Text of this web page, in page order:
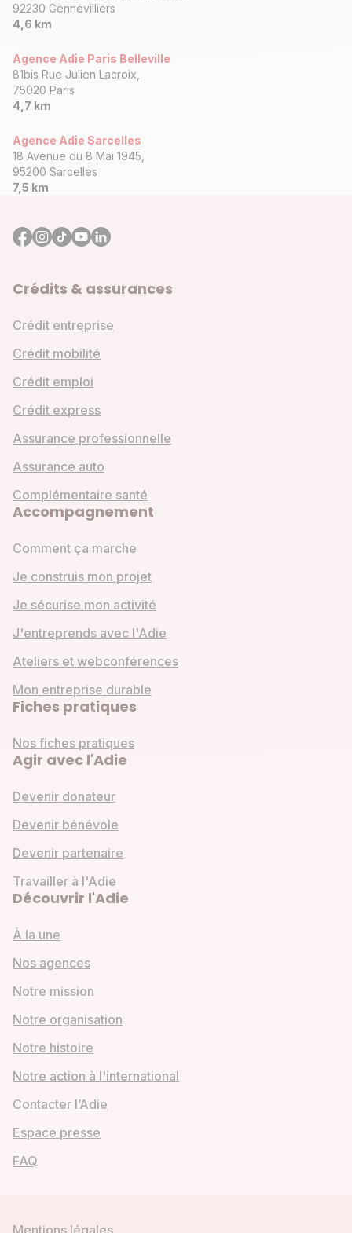
92230 Gennevilliers
4,6 km
Agence Adie Paris Belleville
81bis Rue Julien Lacroix,
75020 Paris
4,7 km
Agence Adie Sarcelles
18 Avenue du 8 Mai 1945,
95200 Sarcelles
7,5 km
Crédits & assurances
Crédit entreprise
Crédit mobilité
Crédit emploi
Crédit express
Assurance professionnelle
Assurance auto
Complémentaire santé
Accompagnement
Comment ça marche
Je construis mon projet
Je sécurise mon activité
J'entreprends avec l'Adie
Ateliers et webconférences
Mon entreprise durable
Fiches pratiques
Nos fiches pratiques
Agir avec l'Adie
Devenir donateur
Devenir bénévole
Devenir partenaire
Travailler à l'Adie
Découvrir l'Adie
À la une
Nos agences
Notre mission
Notre organisation
Notre histoire
Notre action à l'international
Contacter l’Adie
Espace presse
FAQ
Mentions légales